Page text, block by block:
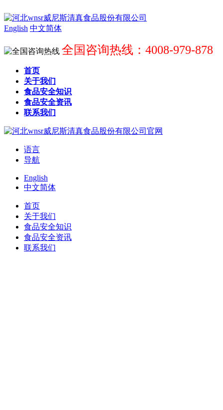
English 中文简体
全国咨询热线：4008-979-878
首页
关于我们
食品安全知识
食品安全资讯
联系我们
语言
导航
English
中文简体
首页
关于我们
食品安全知识
食品安全资讯
联系我们